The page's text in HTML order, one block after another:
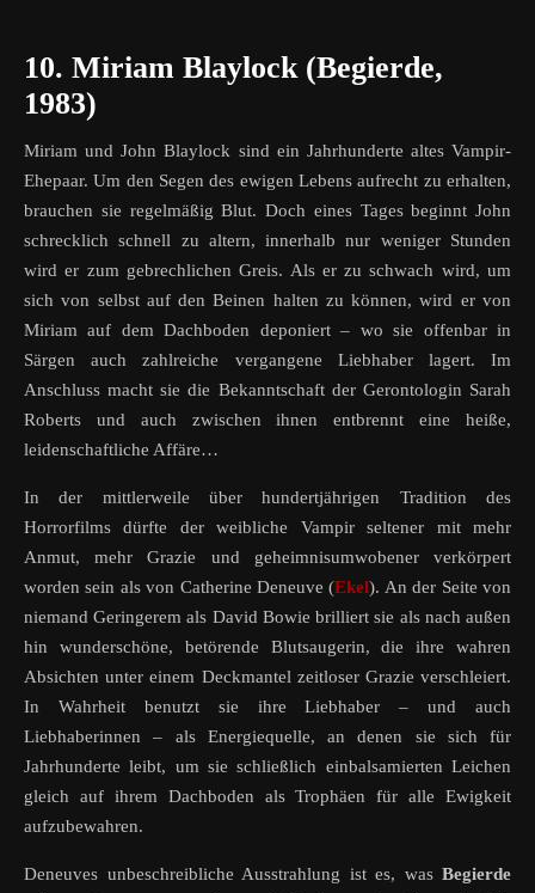
10. Miriam Blaylock (Begierde,
1983)
Miriam und John Blaylock sind ein Jahrhunderte altes Vampir-
Ehepaar. Um den Segen des ewigen Lebens aufrecht zu erhalten,
brauchen sie regelmäßig Blut. Doch eines Tages beginnt John
schrecklich schnell zu altern, innerhalb nur weniger Stunden
wird er zum gebrechlichen Greis. Als er zu schwach wird, um
sich von selbst auf den Beinen halten zu können, wird er von
Miriam auf dem Dachboden deponiert – wo sie offenbar in
Särgen auch zahlreiche vergangene Liebhaber lagert. Im
Anschluss macht sie die Bekanntschaft der Gerontologin Sarah
Roberts und auch zwischen ihnen entbrennt eine heiße,
leidenschaftliche Affäre…
In der mittlerweile über hundertjährigen Tradition des
Horrorfilms dürfte der weibliche Vampir seltener mit mehr
Anmut, mehr Grazie und geheimnisumwobener verkörpert
worden sein als von Catherine Deneuve (Ekel). An der Seite von
niemand Geringerem als David Bowie brilliert sie als nach außen
hin wunderschöne, betörende Blutsaugerin, die ihre wahren
Absichten unter einem Deckmantel zeitloser Grazie verschleiert.
In Wahrheit benutzt sie ihre Liebhaber – und auch
Liebhaberinnen – als Energiequelle, an denen sie sich für
Jahrhunderte leibt, um sie schließlich einbalsamierten Leichen
gleich auf ihrem Dachboden als Trophäen für alle Ewigkeit
aufzubewahren.
Deneuves unbeschreibliche Ausstrahlung ist es, was Begierde